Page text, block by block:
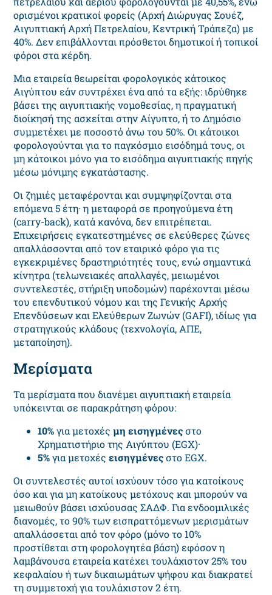
ορισμένοι κρατικοί φορείς (Αρχή Διώρυγας Σουέζ,
Αιγυπτιακή Αρχή Πετρελαίου, Κεντρική Τράπεζα) με
40%. Δεν επιβάλλονται πρόσθετοι δημοτικοί ή τοπικοί
φόροι στα κέρδη.
Μια εταιρεία θεωρείται φορολογικός κάτοικος
Αιγύπτου εάν συντρέχει ένα από τα εξής: ιδρύθηκε
βάσει της αιγυπτιακής νομοθεσίας, η πραγματική
διοίκησή της ασκείται στην Αίγυπτο, ή το Δημόσιο
συμμετέχει με ποσοστό άνω του 50%. Οι κάτοικοι
φορολογούνται για το παγκόσμιο εισόδημά τους, οι
μη κάτοικοι μόνο για το εισόδημα αιγυπτιακής πηγής
μέσω μόνιμης εγκατάστασης.
Οι ζημιές μεταφέρονται και συμψηφίζονται στα
επόμενα 5 έτη· η μεταφορά σε προηγούμενα έτη
(carry-back), κατά κανόνα, δεν επιτρέπεται.
Επιχειρήσεις εγκατεστημένες σε ελεύθερες ζώνες
απαλλάσσονται από τον εταιρικό φόρο για τις
εγκεκριμένες δραστηριότητές τους, ενώ σημαντικά
κίνητρα (τελωνειακές απαλλαγές, μειωμένοι
συντελεστές, στήριξη υποδομών) παρέχονται μέσω
του επενδυτικού νόμου και της Γενικής Αρχής
Επενδύσεων και Ελεύθερων Ζωνών (GAFI), ιδίως για
στρατηγικούς κλάδους (τεχνολογία, ΑΠΕ,
μεταποίηση).
Μερίσματα
Τα μερίσματα που διανέμει αιγυπτιακή εταιρεία
υπόκεινται σε παρακράτηση φόρου:
10%για μετοχέςμη εισηγμένεςστο
Χρηματιστήριο της Αιγύπτου (EGX)·
5%για μετοχέςεισηγμένεςστο EGX.
Οι συντελεστές αυτοί ισχύουν τόσο για κατοίκους
όσο και για μη κατοίκους μετόχους και μπορούν να
μειωθούν βάσει ισχύουσας ΣΑΔΦ. Για ενδοομιλικές
διανομές, το 90% των εισπραττόμενων μερισμάτων
απαλλάσσεται από τον φόρο (μόνο το 10%
προστίθεται στη φορολογητέα βάση) εφόσον η
λαμβάνουσα εταιρεία κατέχει τουλάχιστον 25% του
κεφαλαίου ή των δικαιωμάτων ψήφου και διακρατεί
τη συμμετοχή για τουλάχιστον 2 έτη.